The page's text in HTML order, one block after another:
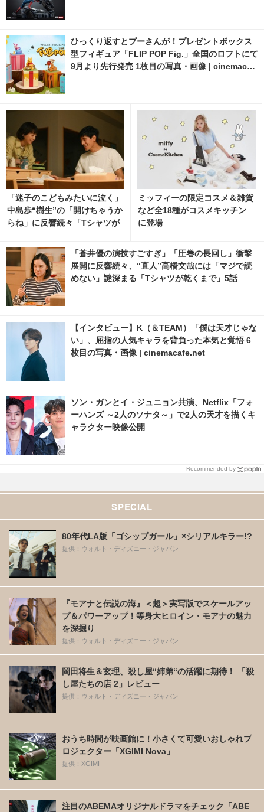
ひっくり返すとプーさんが！プレゼントボックス
型フィギュア「FLIP POP Fig.」全国のロフトにて
9月より先行発売 1枚目の写真・画像 | cinemacaf
「迷子のこどもみたいに泣く」
中島歩“樹生”の「開けちゃうか
らね」に反響続々「Tシャツが
ミッフィーの限定コスメ＆雑貨
など全18種がコスメキッチン
に登場
「蒼井優の演技すごすぎ」「圧巻の長回し」衝撃
展開に反響続々、“直人”高橋文哉には「マジで読
めない」謎深まる「Tシャツが乾くまで」5話
【インタビュー】K（＆TEAM）「僕は天才じゃな
い」、屈指の人気キャラを背負った本気と覚悟 6
枚目の写真・画像 | cinemacafe.net
ソン・ガンとイ・ジュニョン共演、Netflix「フォ
ーハンズ ～2人のソナタ～」で2人の天才を描くキ
ャラクター映像公開
Recommended by
SPECIAL
80年代LA版「ゴシップガール」×シリアルキラー!?
提供：ウォルト・ディズニー・ジャパン
『モアナと伝説の海』＜超＞実写版でスケールアッ
プ＆パワーアップ！等身大ヒロイン・モアナの魅力
を深掘り
提供：ウォルト・ディズニー・ジャパン
岡田将生＆玄理、殺し屋“姉弟“の活躍に期待！ 「殺
し屋たちの店 2」レビュー
提供：ウォルト・ディズニー・ジャパン
おうち時間が映画館に！小さくて可愛いおしゃれプ
ロジェクター「XGIMI Nova」
提供：XGIMI
注目のABEMAオリジナルドラマをチェック「ABE